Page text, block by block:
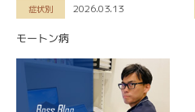
症状別 2026.03.13
モートン病